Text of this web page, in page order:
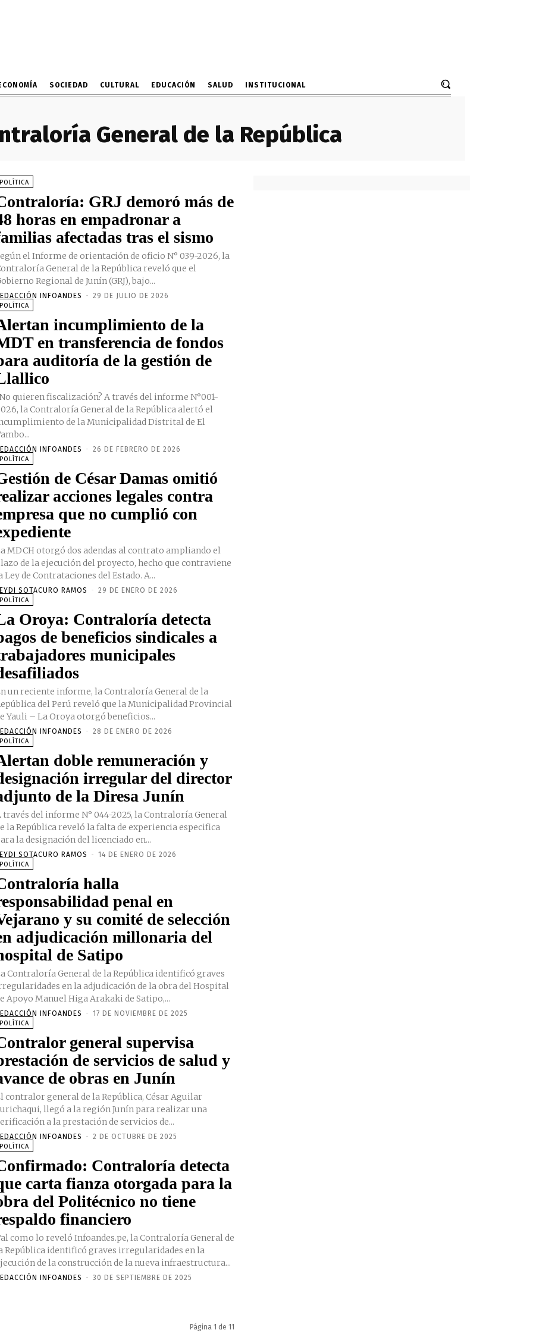
SOCIEDAD CULTURAL EDUCACIÓN SALUD INSTITUCIONAL
General de la República
POLÍTICA
GRJ demoró más de
horas en empadronar a
afectadas tras el sismo
el Informe de orientación de oficio N° 039-2026, la
General de la República reveló que el
Regional de Junín (GRJ), bajo...
INFOANDES - 29 DE JULIO DE 2026
POLÍTICA
incumplimiento de la
en transferencia de fondos
auditoría de la gestión de
quieren fiscalización? A través del informe N°001-
la Contraloría General de la República alertó el
de la Municipalidad Distrital de El
INFOANDES - 26 DE FEBRERO DE 2026
POLÍTICA
de César Damas omitió
acciones legales contra
que no cumplió con
MDCH otorgó dos adendas al contrato ampliando el
de la ejecución del proyecto, hecho que contraviene
la Ley de Contrataciones del Estado. A...
SOTACURO RAMOS - 29 DE ENERO DE 2026
POLÍTICA
Oroya: Contraloría detecta
de beneficios sindicales a
municipales
un reciente informe, la Contraloría General de la
del Perú reveló que la Municipalidad Provincial
Yauli – La Oroya otorgó beneficios...
INFOANDES - 28 DE ENERO DE 2026
POLÍTICA
doble remuneración y
irregular del director
de la Diresa Junín
través del informe N° 044-2025, la Contraloría General
la República reveló la falta de experiencia especifica
la designación del licenciado en...
SOTACURO RAMOS - 14 DE ENERO DE 2026
POLÍTICA
halla
penal en
y su comité de selección
adjudicación millonaria del
de Satipo
Contraloría General de la República identificó graves
en la adjudicación de la obra del Hospital
Apoyo Manuel Higa Arakaki de Satipo,...
INFOANDES - 17 DE NOVIEMBRE DE 2025
POLÍTICA
general supervisa
de servicios de salud y
de obras en Junín
contralor general de la República, César Aguilar
llegó a la región Junín para realizar una
a la prestación de servicios de...
INFOANDES - 2 DE OCTUBRE DE 2025
POLÍTICA
Contraloría detecta
carta fianza otorgada para la
del Politécnico no tiene
financiero
como lo reveló Infoandes.pe, la Contraloría General de
República identificó graves irregularidades en la
de la construcción de la nueva infraestructura...
INFOANDES - 30 DE SEPTIEMBRE DE 2025
Página 1 de 11